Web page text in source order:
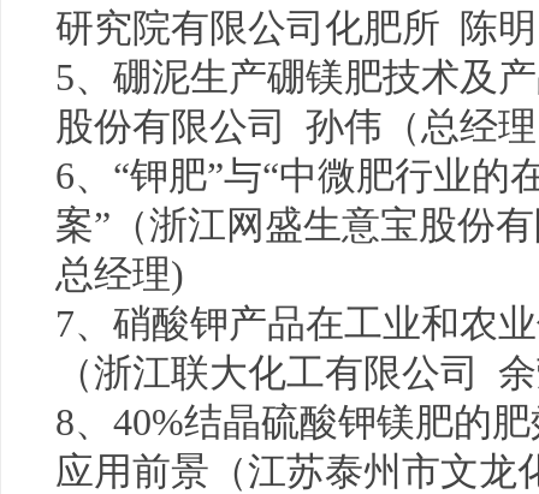
研究院有限公司化肥所 陈
5、硼泥生产硼镁肥技术及
股份有限公司 孙伟（总经
6、“钾肥”与“中微肥行业的
案”（浙江网盛生意宝股份
总经理)
7、硝酸钾产品在工业和农
（浙江联大化工有限公司
8、40%结晶硫酸钾镁肥的
应用前景（江苏泰州市文